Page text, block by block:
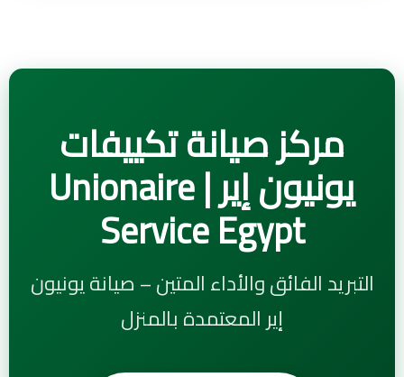
مركز صيانة تكييفات
يونيون إير | Unionaire
Service Egypt
التبريد الفائق والأداء المتين – صيانة يونيون
إير المعتمدة بالمنزل